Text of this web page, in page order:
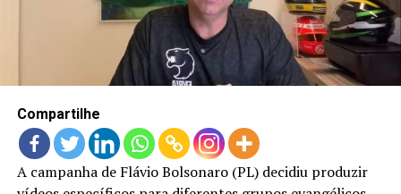
Compartilhe
A campanha de Flávio Bolsonaro (PL) decidiu produzir